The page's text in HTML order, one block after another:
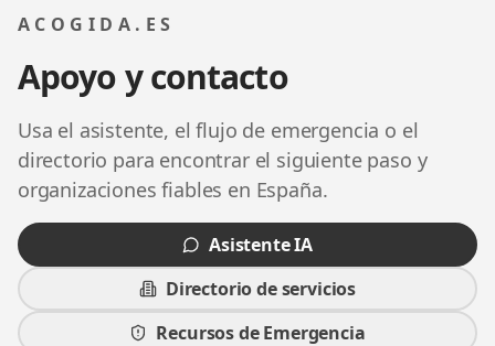
ACOGIDA.ES
Apoyo y contacto
Usa el asistente, el flujo de emergencia o el
directorio para encontrar el siguiente paso y
organizaciones fiables en España.
Asistente IA
Directorio de servicios
Recursos de Emergencia